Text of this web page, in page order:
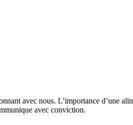
avec nous. L’importance d’une
avec conviction.